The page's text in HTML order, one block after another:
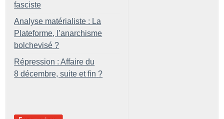
fasciste
Analyse matérialiste : La
Plateforme, l’anarchisme
bolchevisé ?
Répression : Affaire du
8 décembre, suite et fin ?